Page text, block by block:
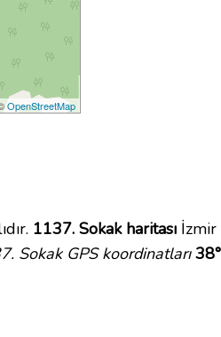
OpenStreetMap
1137. Sokak haritası
Sokak GPS koordinatları